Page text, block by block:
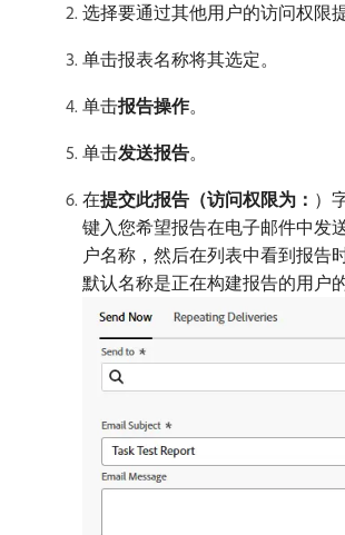
选择要通过其他用户的访问权限
单击报表名称将其选定。
单击​报告操作。
单击​发送报告。
在​提交此报告（访问权限为： ）
键入您希望报告在电子邮件中发
户名称，然后在列表中看到报告
默认名称是正在构建报告的用户的